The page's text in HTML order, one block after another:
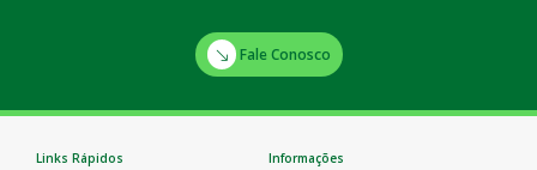
Fale Conosco
Links Rápidos Informações